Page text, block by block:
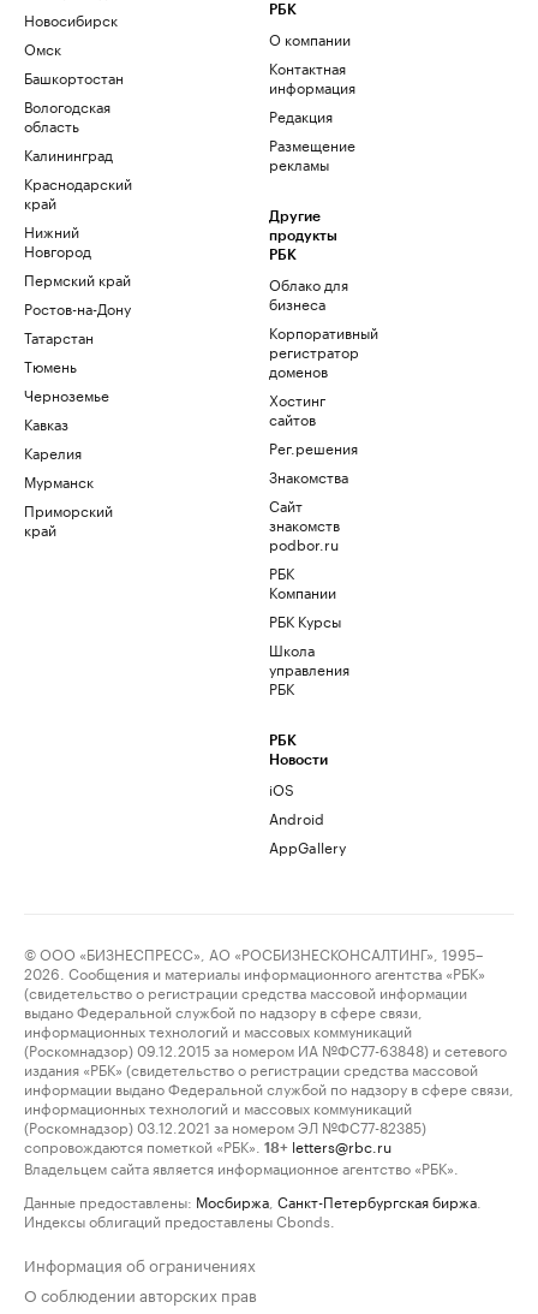
Новосибирск
Омск
Башкортостан
Вологодская
область
Калининград
Краснодарский
край
Нижний
Новгород
Пермский край
Ростов-на-Дону
Татарстан
Тюмень
Черноземье
Кавказ
Карелия
Мурманск
Приморский
край
РБК
О компании
Контактная
информация
Редакция
Размещение
рекламы
Другие
продукты
РБК
Облако для
бизнеса
Корпоративный
регистратор
доменов
Хостинг
сайтов
Рег.решения
Знакомства
Сайт
знакомств
podbor.ru
РБК
Компании
РБК Курсы
Школа
управления
РБК
РБК
Новости
iOS
Android
AppGallery
© ООО «БИЗНЕСПРЕСС», АО «РОСБИЗНЕСКОНСАЛТИНГ», 1995–
2026. Сообщения и материалы информационного агентства «РБК»
(свидетельство о регистрации средства массовой информации
выдано Федеральной службой по надзору в сфере связи,
информационных технологий и массовых коммуникаций
(Роскомнадзор) 09.12.2015 за номером ИА №ФС77-63848) и сетевого
издания «РБК» (свидетельство о регистрации средства массовой
информации выдано Федеральной службой по надзору в сфере связи,
информационных технологий и массовых коммуникаций
(Роскомнадзор) 03.12.2021 за номером ЭЛ №ФС77-82385)
сопровождаются пометкой «РБК».
18+ letters@rbc.ru
Владельцем сайта является информационное агентство «РБК».
Данные предоставлены: Мосбиржа Санкт-Петербургская биржа
Индексы облигаций предоставлены Cbonds.
Информация об ограничениях
О соблюдении авторских прав